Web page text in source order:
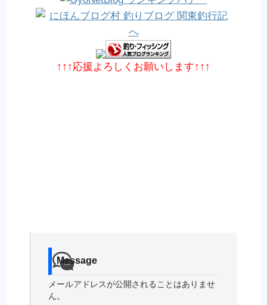
↑↑↑応援よろしくお願いします↑↑↑
Message
メールアドレスが公開されることはありませ
ん。